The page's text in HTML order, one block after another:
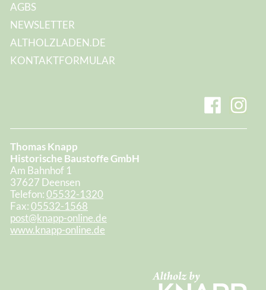
AGBS
NEWSLETTER
ALTHOLZLADEN.DE
KONTAKTFORMULAR
Thomas Knapp
Historische Baustoffe GmbH
Am Bahnhof 1
37627 Deensen
Telefon:05532-1320
Fax:05532-1568
post@knapp-online.de
www.knapp-online.de